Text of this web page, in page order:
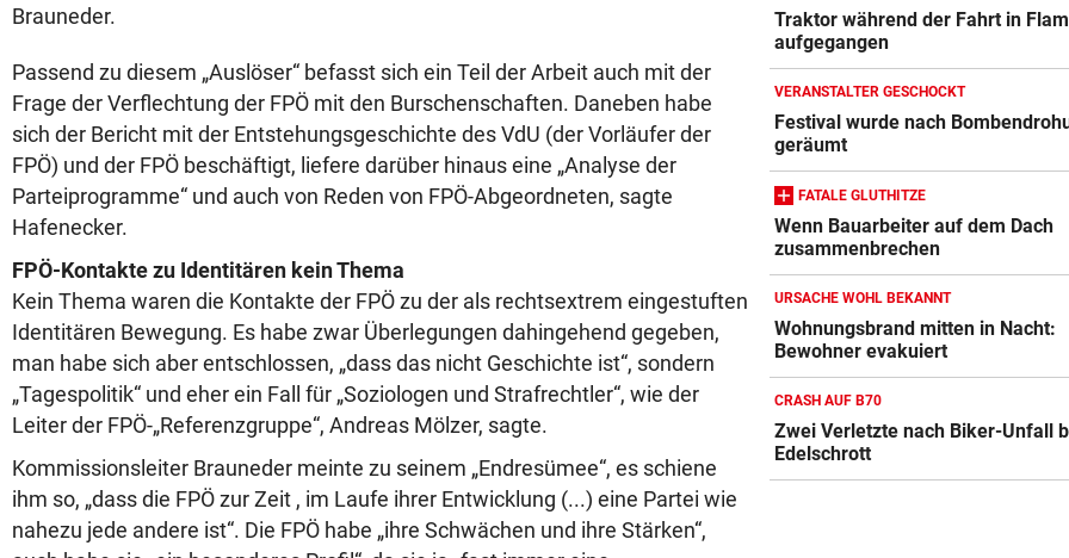
Brauneder.
Passend zu diesem „Auslöser“ befasst sich ein Teil der Arbeit auch mit der
Frage der Verflechtung der FPÖ mit den Burschenschaften. Daneben habe
sich der Bericht mit der Entstehungsgeschichte des VdU (der Vorläufer der
FPÖ) und der FPÖ beschäftigt, liefere darüber hinaus eine „Analyse der
Parteiprogramme“ und auch von Reden von FPÖ-Abgeordneten, sagte
Hafenecker.
FPÖ-Kontakte zu Identitären kein Thema
Kein Thema waren die Kontakte der FPÖ zu der als rechtsextrem eingestuften
Identitären Bewegung. Es habe zwar Überlegungen dahingehend gegeben,
man habe sich aber entschlossen, „dass das nicht Geschichte ist“, sondern
„Tagespolitik“ und eher ein Fall für „Soziologen und Strafrechtler“, wie der
Leiter der FPÖ-„Referenzgruppe“, Andreas Mölzer, sagte.
Kommissionsleiter Brauneder meinte zu seinem „Endresümee“, es schiene
ihm so, „dass die FPÖ zur Zeit , im Laufe ihrer Entwicklung (...) eine Partei wie
nahezu jede andere ist“. Die FPÖ habe „ihre Schwächen und ihre Stärken“,
MOURINHO GREIFT DURCH vor
Diese Regeln gelten ab
die Real-Spieler
UM WESTEN ZU SPALTEN vor
US-Geheimdienste: Putin
NATO-Land angreifen
Traktor während der Fahrt in
aufgegangen
VERANSTALTER GESCHOCKT
Festival wurde nach
geräumt
FATALE GLUTHITZE
Wenn Bauarbeiter auf dem Dach
zusammenbrechen
URSACHE WOHL BEKANNT
Wohnungsbrand mitten in Nacht:
Bewohner evakuiert
CRASH AUF B70
Zwei Verletzte nach Biker-Unfall
Edelschrott